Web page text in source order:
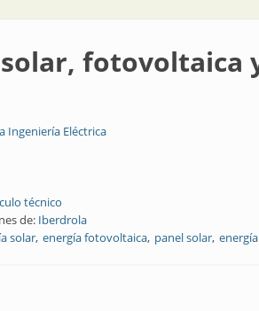
fotovoltaica
Ingeniería Eléctrica
técnico
de: Iberdrola
solar energía fotovoltaica panel solar
solar, fotovoltaica y... ¡Flotante!